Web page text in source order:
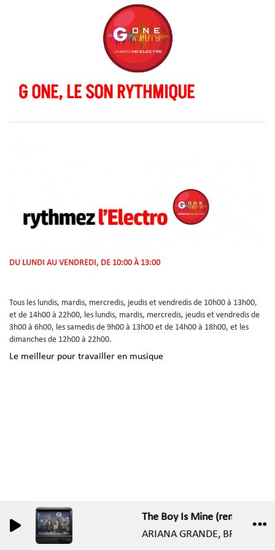
The Boy Is Mine (remix)
ARIANA GRANDE, BRANDY,
G ONE, LE SON RYTHMIQUE
0
DU LUNDI AU VENDREDI, DE 10:00 À 13:00
Tous les lundis, mardis, mercredis, jeudis et vendredis de 10h00 à 13h00,
et de 14h00 à 22h00, les lundis, mardis, mercredis, jeudis et vendredis de
3h00 à 6h00, les samedis de 9h00 à 13h00 et de 14h00 à 18h00, et les
dimanches de 12h00 à 22h00.
Le meilleur pour travailler en musique